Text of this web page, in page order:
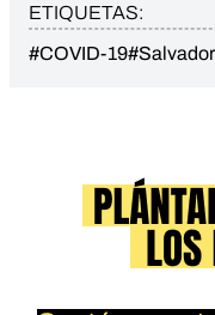
ETIQUETAS:
#COVID-19